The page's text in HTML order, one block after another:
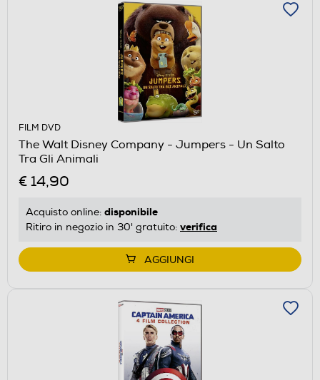
FILM DVD
The Walt Disney Company - Jumpers - Un Salto
Tra Gli Animali
€ 14,90
Acquisto online: disponibile
Ritiro in negozio in 30' gratuito: verifica
AGGIUNGI